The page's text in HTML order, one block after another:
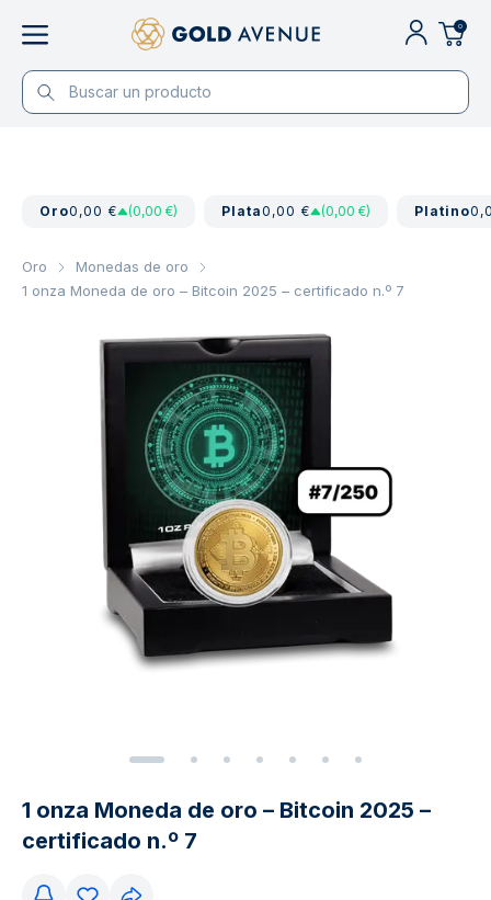
0
Oro0,00 € (0,00 €) Plata0,00 € (0,00 €) Platino
Oro
Monedas de oro
1 onza Moneda de oro – Bitcoin 2025 – certificado n.º 7
1 onza Moneda de oro – Bitcoin 2025 –
certificado n.º 7